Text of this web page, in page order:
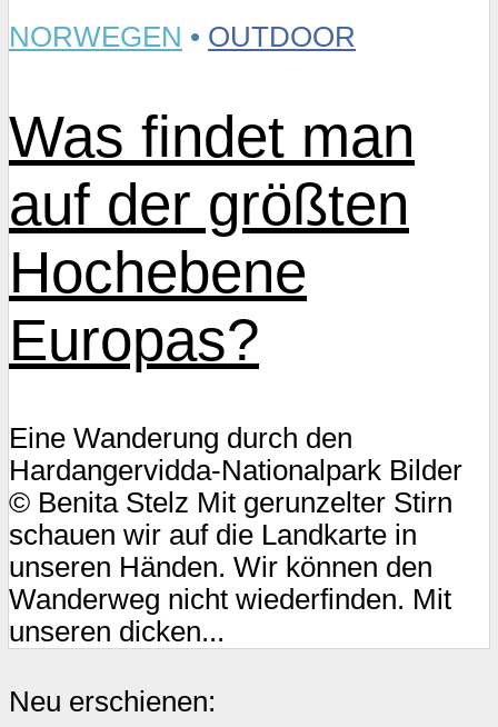
NORWEGEN • OUTDOOR
Was findet man
auf der größten
Hochebene
Europas?
Eine Wanderung durch den
Hardangervidda-Nationalpark Bilder
© Benita Stelz Mit gerunzelter Stirn
schauen wir auf die Landkarte in
unseren Händen. Wir können den
Wanderweg nicht wiederfinden. Mit
unseren dicken...
Neu erschienen: